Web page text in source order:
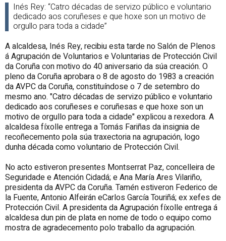
Inés Rey: “Catro décadas de servizo público e voluntario
dedicado aos coruñeses e que hoxe son un motivo de
orgullo para toda a cidade”
A alcaldesa, Inés Rey, recibiu esta tarde no Salón de Plenos
á Agrupación de Voluntarios e Voluntarias de Protección Civil
da Coruña con motivo do 40 aniversario da súa creación. O
pleno da Coruña aprobara o 8 de agosto do 1983 a creación
da AVPC da Coruña, constituíndose o 7 de setembro do
mesmo ano. "Catro décadas de servizo público e voluntario
dedicado aos coruñeses e coruñesas e que hoxe son un
motivo de orgullo para toda a cidade" explicou a rexedora. A
alcaldesa fíxolle entrega a Tomás Fariñas da insignia de
recoñecemento pola súa traxectoria na agrupación, logo
dunha década como voluntario de Protección Civil.
No acto estiveron presentes Montserrat Paz, concelleira de
Seguridade e Atención Cidadá; e Ana María Ares Vilariño,
presidenta da AVPC da Coruña. Tamén estiveron Federico de
la Fuente, Antonio Alfeirán eCarlos García Touriñá; ex xefes de
Protección Civil. A presidenta da Agrupación fíxolle entrega á
alcaldesa dun pin de plata en nome de todo o equipo como
mostra de agradecemento polo traballo da agrupación.